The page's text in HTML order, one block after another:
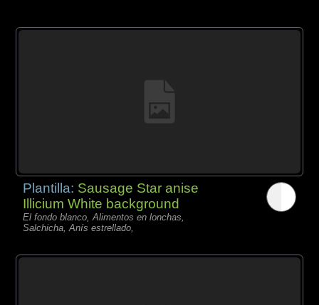
Plantilla: Sausage Star anise
Illicium White background
El fondo blanco, Alimentos en lonchas,
Salchicha, Anís estrellado,